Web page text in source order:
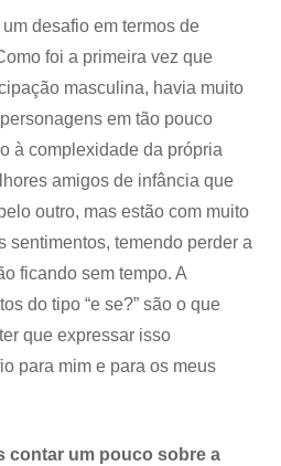
desafio em termos de
foi a primeira vez que
masculina, havia muito
em tão pouco
à complexidade da própria
amigos de infância que
outro, mas estão com muito
sentimentos, temendo perder a
ficando sem tempo. A
do tipo “e se?” são o que
que expressar isso
para mim e para os meus
contar um pouco sobre a